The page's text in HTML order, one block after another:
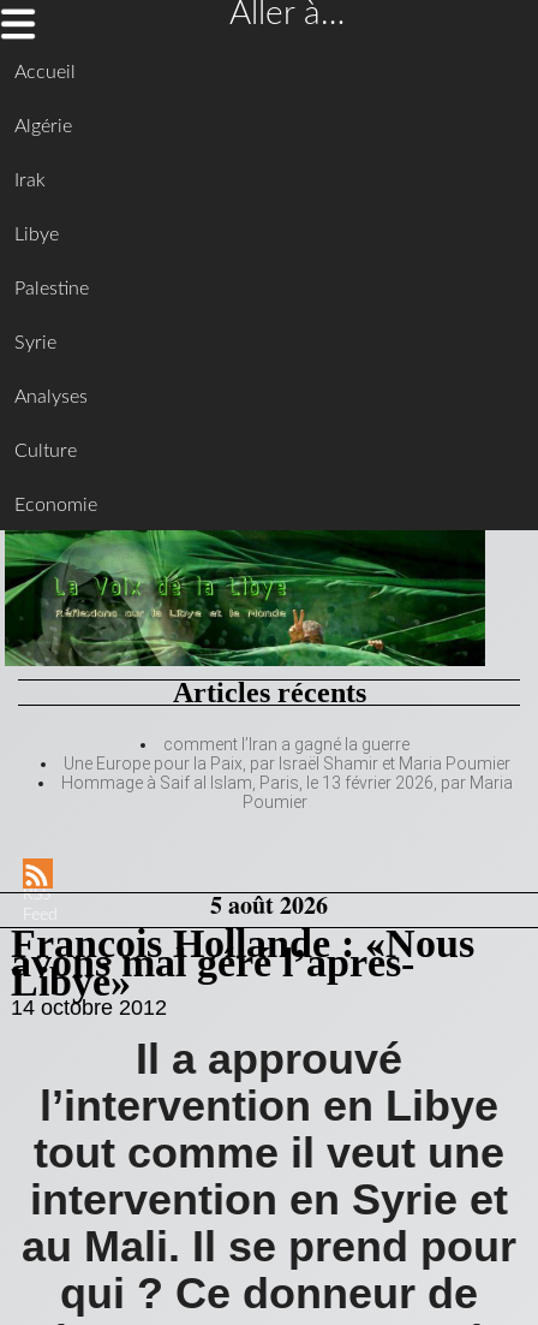
Aller à…
Accueil
Algérie
Irak
Libye
Palestine
Syrie
Analyses
Culture
Economie
Articles récents
comment l’Iran a gagné la guerre
Une Europe pour la Paix, par Israël Shamir et Maria Poumier
Hommage à Saif al Islam, Paris, le 13 février 2026, par Maria
Poumier
RSS
Feed
5 août 2026
François Hollande : «Nous
avons mal géré l’après-
Libye»
14 octobre 2012
Il a approuvé
l’intervention en Libye
tout comme il veut une
intervention en Syrie et
au Mali. Il se prend pour
qui ? Ce donneur de